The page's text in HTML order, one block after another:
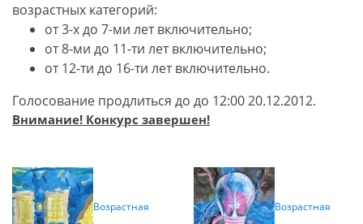
возрастных категорий:
от 3-х до 7-ми лет включительно;
от 8-ми до 11-ти лет включительно;
от 12-ти до 16-ти лет включительно.
Голосование продлиться до до 12:00 20.12.2012.
Внимание! Конкурс завершен!
Возрастная Возрастная